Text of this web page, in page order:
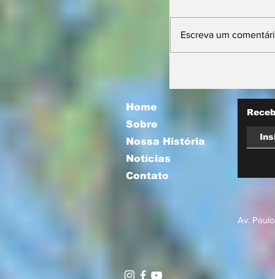
com a
Escreva um
Home
Sobre
Nossa História
Notícias
Contato
Av.